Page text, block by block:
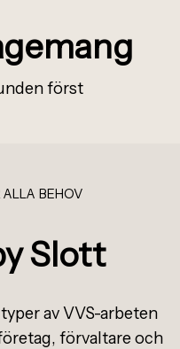
först
ALLA BEHOV
Slott
av VVS-arbeten
förvaltare och